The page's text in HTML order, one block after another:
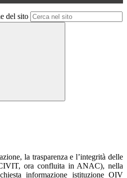
del sito
la trasparenza e l’integrità delle
ora confluita in ANAC), nella
informazione istituzione OIV